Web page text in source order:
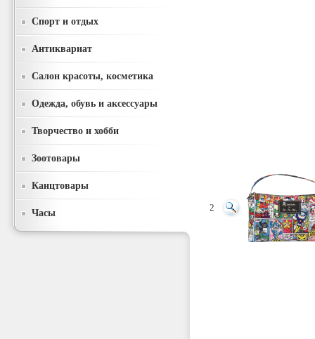
Спорт и отдых
Антиквариат
Салон красоты, косметика
Одежда, обувь и аксессуары
Творчество и хобби
Зоотовары
Канцтовары
Часы 2